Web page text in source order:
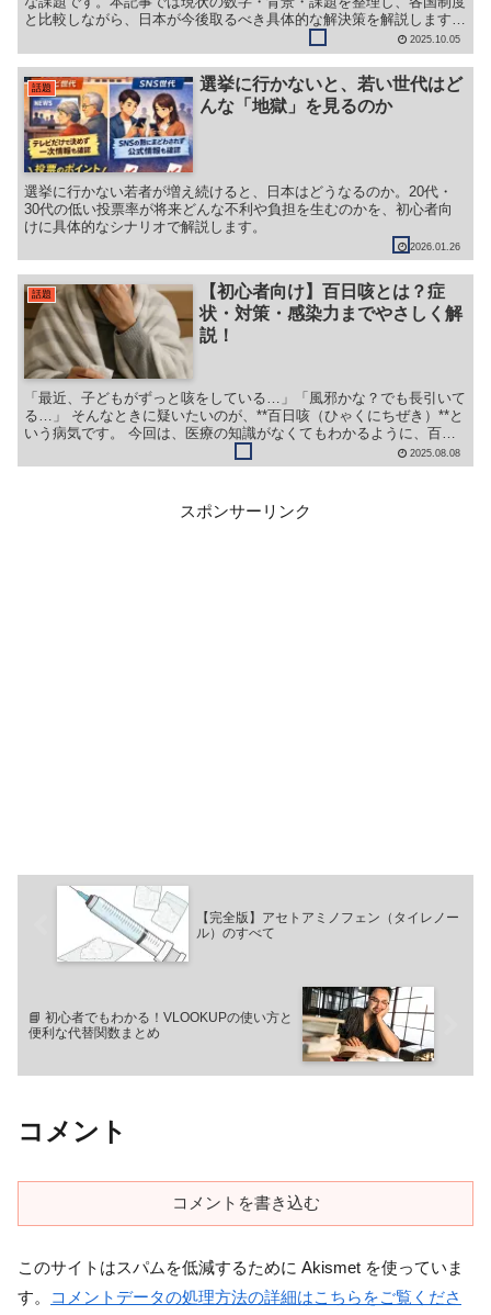
と比較しながら、日本が今後取るべき具体的な解決策を解説します。
2025.10.05
話題
選挙に行かないと、若い世代はど
んな「地獄」を見るのか
選挙に行かない若者が増え続けると、日本はどうなるのか。20代・
30代の低い投票率が将来どんな不利や負担を生むのかを、初心者向
けに具体的なシナリオで解説します。
2026.01.26
話題
【初心者向け】百日咳とは？症
状・対策・感染力までやさしく解
説！
「最近、子どもがずっと咳をしている…」「風邪かな？でも長引いて
る…」 そんなときに疑いたいのが、**百日咳（ひゃくにちぜき）**と
いう病気です。 今回は、医療の知識がなくてもわかるように、百日
2025.08.08
スポンサーリンク
【完全版】アセトアミノフェン（タイレノー
ル）のすべて
📘 初心者でもわかる！VLOOKUPの使い方と
便利な代替関数まとめ
コメント
コメントを書き込む
このサイトはスパムを低減するために Akismet を使っていま
す。
コメントデータの処理方法の詳細はこちらをご覧くださ